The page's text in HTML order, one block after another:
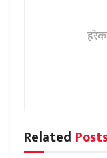
Related Posts